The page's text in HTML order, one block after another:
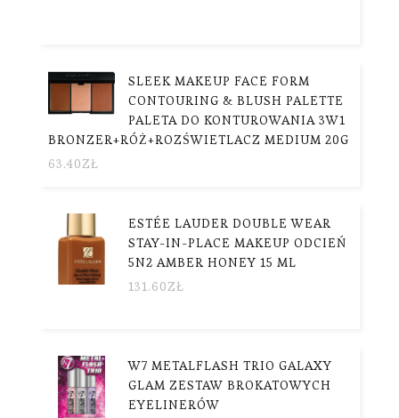
SLEEK MAKEUP FACE FORM
CONTOURING & BLUSH PALETTE
PALETA DO KONTUROWANIA 3W1
BRONZER+RÓŻ+ROZŚWIETLACZ MEDIUM 20G
63.40ZŁ
ESTÉE LAUDER DOUBLE WEAR
STAY-IN-PLACE MAKEUP ODCIEŃ
5N2 AMBER HONEY 15 ML
131.60ZŁ
W7 METALFLASH TRIO GALAXY
GLAM ZESTAW BROKATOWYCH
EYELINERÓW